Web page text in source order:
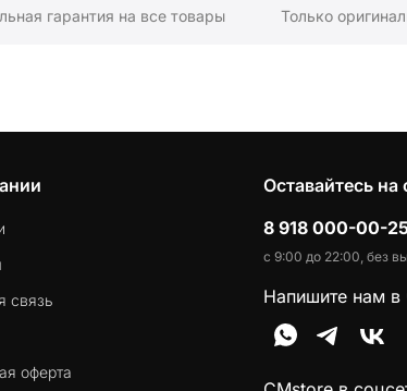
гарантия на все товары Только
связь
оферта
Оставайтесь на
8 918 000-00-
с 9:00 до 22:00, без
Напишите нам в